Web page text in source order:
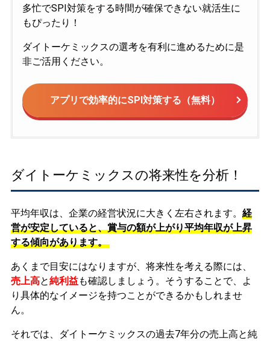
多忙でSPI対策をする時間が確保できない就活生に
もぴったり！
ダイトーケミックスの選考を有利に進めるために是
非ご活用ください。
アプリで効率的にSPI対策する（無料）
ダイトーケミックスの将来性を分析！
平均年収は、企業の経営状況に大きく左右されます。 経
営が安定していると、賞与の額が上がり平均年収が上昇
する傾向があります。
あくまで目安にはなりますが、将来性を考える際には、
売上高と純利益も確認しましょう。そうすることで、よ
り具体的なイメージを持つことができるかもしれませ
ん。
それでは、ダイトーケミックスの過去7年分の売上高と純